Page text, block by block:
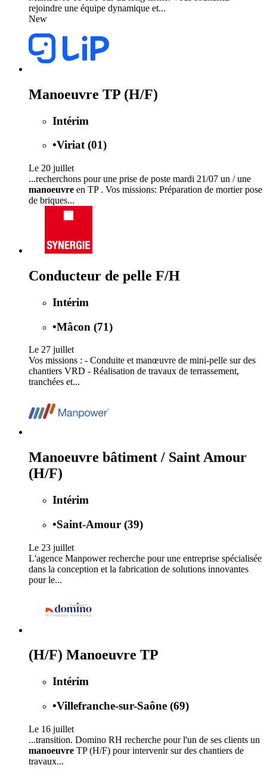
rejoindre une équipe dynamique et...
New
Manoeuvre TP (H/F)
Intérim
•Viriat (01)
Le 20 juillet
...recherchons pour une prise de poste mardi 21/07 un / une
manoeuvre en TP . Vos missions: Préparation de mortier pose
de briques...
Conducteur de pelle F/H
Intérim
•Mâcon (71)
Le 27 juillet
Vos missions : - Conduite et manœuvre de mini-pelle sur des
chantiers VRD - Réalisation de travaux de terrassement,
tranchées et...
Manoeuvre bâtiment / Saint Amour
(H/F)
Intérim
•Saint-Amour (39)
Le 23 juillet
L'agence Manpower recherche pour une entreprise spécialisée
dans la conception et la fabrication de solutions innovantes
pour le...
(H/F) Manoeuvre TP
Intérim
•Villefranche-sur-Saône (69)
Le 16 juillet
...transition. Domino RH recherche pour l'un de ses clients un
manoeuvre TP (H/F) pour intervenir sur des chantiers de
travaux...